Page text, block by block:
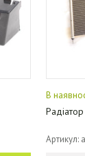
В
Артикул: